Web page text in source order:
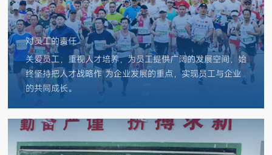
对员工的责任
关爱员工，重视人才培养，为员工提供广阔的发展空间，始
终坚持把人才战略作 为企业发展的重点，实现员工与企业
的共同成长。